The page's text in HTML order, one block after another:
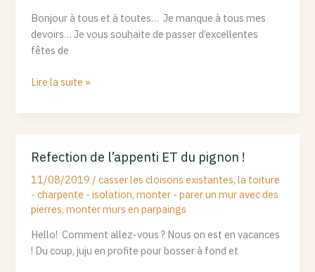
Bonjour à tous et à toutes… Je manque à tous mes
devoirs… Je vous souhaite de passer d’excellentes
fêtes de
fin
d’année
!
Lire la suite »
Refection de l’appenti ET du pignon !
11/08/2019 /casser les cloisons existantes,la toiture
- charpente - isolation,monter - parer un mur avec des
pierres,monter murs en parpaings
Hello! Comment allez-vous ? Nous on est en vacances
! Du coup, juju en profite pour bosser à fond et
Refection
de
l’appenti
ET
pignon
!